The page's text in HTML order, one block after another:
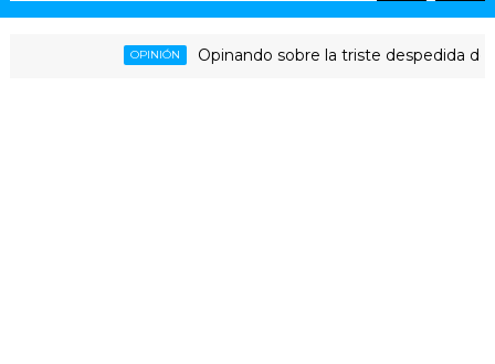
Opinando sobre la triste despedida del HLA